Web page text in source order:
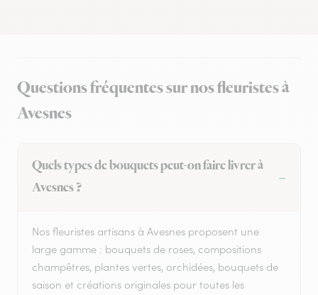
Questions fréquentes sur nos fleuristes à
Avesnes
Quels types de bouquets peut-on faire livrer à
Avesnes ?
Nos fleuristes artisans à Avesnes proposent une
large gamme : bouquets de roses, compositions
champêtres, plantes vertes, orchidées, bouquets de
saison et créations originales pour toutes les